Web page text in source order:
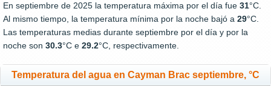
En septiembre de 2025 la temperatura máxima por el día fue 31°C.
Al mismo tiempo, la temperatura mínima por la noche bajó a 29°C.
Las temperaturas medias durante septiembre por el día y por la
noche son 30.3°C e 29.2°C, respectivamente.
Temperatura del agua en Cayman Brac septiembre, °C